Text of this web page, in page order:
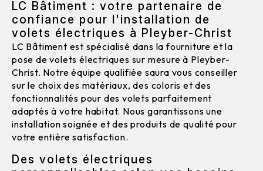
LC Bâtiment : votre partenaire de
confiance pour l'installation de
volets électriques à Pleyber-Christ
LC Bâtiment est spécialisé dans la fourniture et la
pose de volets électriques sur mesure à Pleyber-
Christ. Notre équipe qualifiée saura vous conseiller
sur le choix des matériaux, des coloris et des
fonctionnalités pour des volets parfaitement
adaptés à votre habitat. Nous garantissons une
installation soignée et des produits de qualité pour
votre entière satisfaction.
Des volets électriques